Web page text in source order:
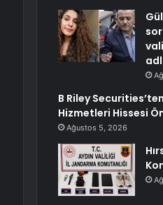
B Riley
Hizmetleri Hissesi
Ağustos 5, 2026